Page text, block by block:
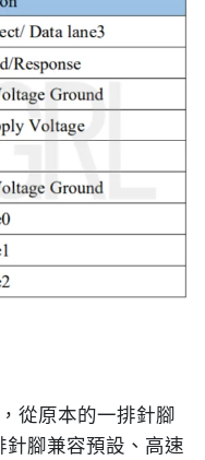
從原本的一排針腳
腳兼容預設、高速